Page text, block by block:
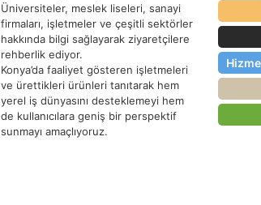
Üniversiteler, meslek liseleri, sanayi
firmaları, işletmeler ve çeşitli sektörler
hakkında bilgi sağlayarak ziyaretçilere
rehberlik ediyor.
Konya’da faaliyet gösteren işletmeleri
ve ürettikleri ürünleri tanıtarak hem
yerel iş dünyasını desteklemeyi hem
de kullanıcılara geniş bir perspektif
sunmayı amaçlıyoruz.